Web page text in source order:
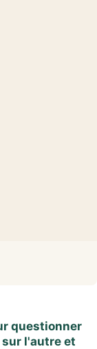
questionner
l'autre et